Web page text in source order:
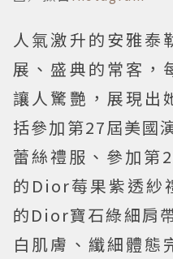
人氣激升的安雅泰
展、盛典的常客，
讓人驚艷，展現出
括參加第27屆美國
蕾絲禮服、參加第
的Dior莓果紫透紗
的Dior寶石綠細肩
白肌膚、纖細體態